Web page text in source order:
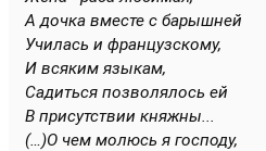
А дочка вместе с барышней
Училась и французскому,
И всяким языкам,
Садиться позволялось ей
В присутствии княжны...
(…)О чем молюсь я господу,